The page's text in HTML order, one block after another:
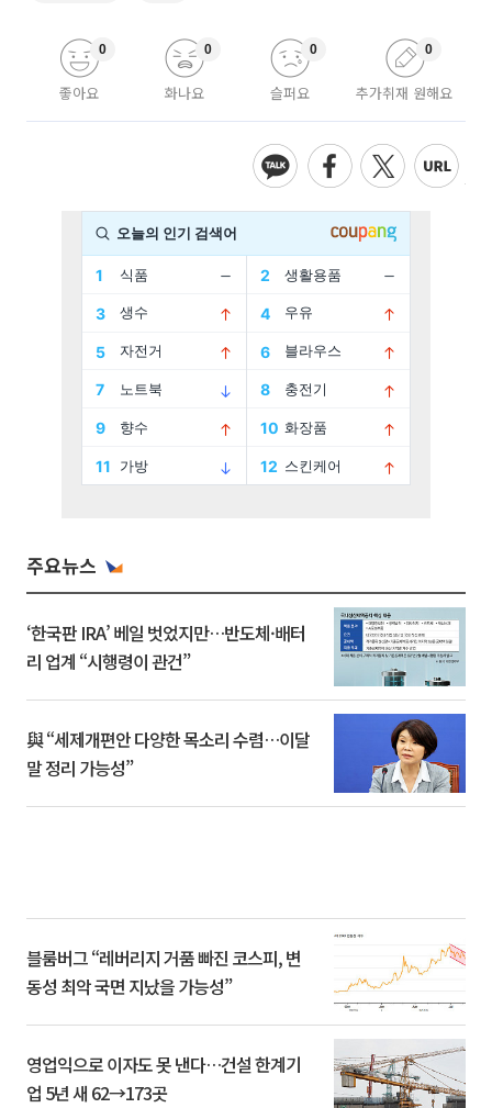
좋아요
0
화나요
0
슬퍼요
0
추가취재 원해요
0
주요뉴스
‘한국판 IRA’ 베일 벗었지만…반도체·배터
리 업계 “시행령이 관건”
與 “세제개편안 다양한 목소리 수렴…이달
말 정리 가능성”
블룸버그 “레버리지 거품 빠진 코스피, 변
동성 최악 국면 지났을 가능성”
영업익으로 이자도 못 낸다…건설 한계기
업 5년 새 62→173곳